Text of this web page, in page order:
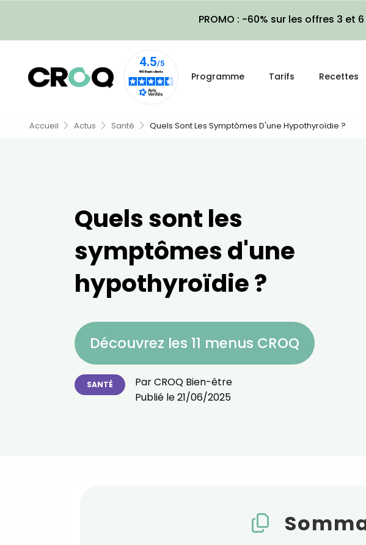
PROMO : -60% sur les offres 3 et
Programme Tarifs Recettes
Accueil Actus Santé Quels Sont Les Symptômes D'une Hypothyroïdie ?
Quels sont les
symptômes d'une
hypothyroïdie ?
Découvrez les 11 menus CROQ
SANTÉ ParCROQ Bien-être
Publié le21/06/2025